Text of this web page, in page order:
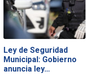
Ley de Seguridad
Municipal: Gobierno
anuncia ley…